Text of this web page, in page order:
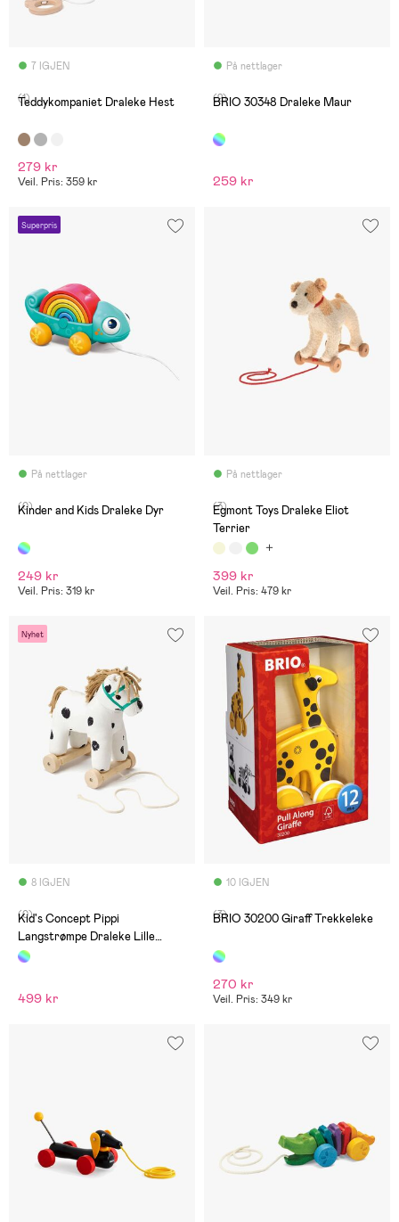
7 IGJEN
(1)
Teddykompaniet Draleke Hest
279 kr
Veil. Pris: 359 kr
På nettlager
(2)
BRIO 30348 Draleke Maur
259 kr
Superpris
På nettlager
(0)
Kinder and Kids Draleke Dyr
249 kr
Veil. Pris: 319 kr
På nettlager
(3)
Egmont Toys Draleke Eliot
Terrier
399 kr
Veil. Pris: 479 kr
Nyhet
8 IGJEN
(0)
Kid's Concept Pippi
Langstrømpe Draleke Lille
Gubben
499 kr
10 IGJEN
(3)
BRIO 30200 Giraff Trekkeleke
270 kr
Veil. Pris: 349 kr